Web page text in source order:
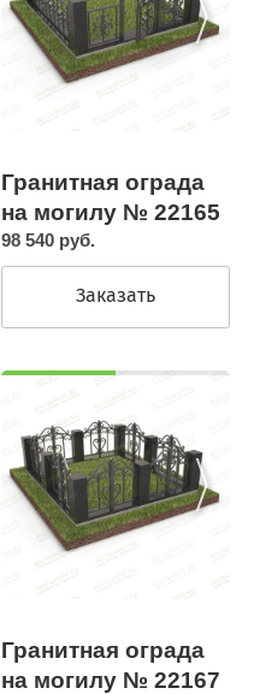
Гранитная ограда
на могилу № 22165
98 540 руб.
Заказать
Гранитная ограда
на могилу № 22167